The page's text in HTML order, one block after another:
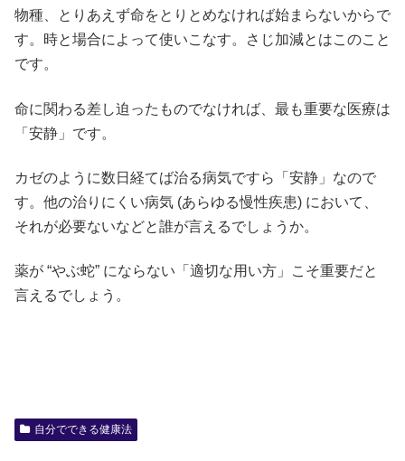
物種、とりあえず命をとりとめなければ始まらないからで
す。時と場合によって使いこなす。さじ加減とはこのこと
です。
命に関わる差し迫ったものでなければ、最も重要な医療は
「安静」です。
カゼのように数日経てば治る病気ですら「安静」なので
す。他の治りにくい病気 (あらゆる慢性疾患) において、
それが必要ないなどと誰が言えるでしょうか。
薬が “やぶ蛇” にならない「適切な用い方」こそ重要だと
言えるでしょう。
自分でできる健康法